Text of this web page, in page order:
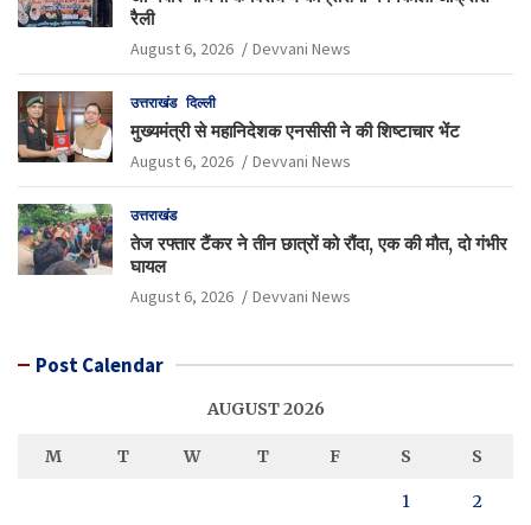
रैली
August 6, 2026 Devvani News
उत्तराखंड दिल्ली
मुख्यमंत्री से महानिदेशक एनसीसी ने की शिष्टाचार भेंट
August 6, 2026 Devvani News
उत्तराखंड
तेज रफ्तार टैंकर ने तीन छात्रों को रौंदा, एक की मौत, दो गंभीर
घायल
August 6, 2026 Devvani News
Post Calendar
AUGUST 2026
M T W T F S S
1 2